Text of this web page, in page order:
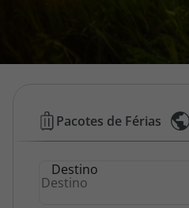
Área de Cliente
Hotéis
Baratos
Pacotes de Férias
Destino